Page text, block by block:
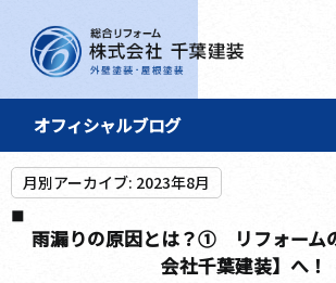
オフィシャルブログ
月別アーカイブ: 2023年8月
雨漏りの原因とは？① リフォーム
会社千葉建装】へ！